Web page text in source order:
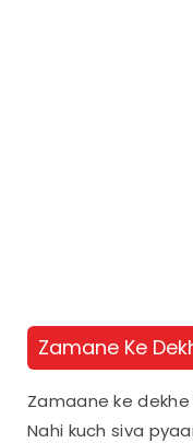
Zamane Ke
Zamaane ke
Nahi kuch siva